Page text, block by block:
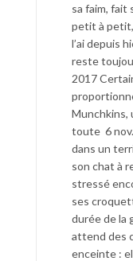
sa faim, fait
petit à petit,
l’ai depuis
reste
2017
Munchkins,
toute 6
dans un
son chat à
stressé
ses
durée de la
attend des
enceinte :